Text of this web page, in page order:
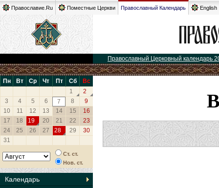
Православие.Ru Поместные Церкви Православный Календарь English
Православный Церковный календарь
Пн Вт Ср Чт Пт Сб
Вс
1
2
3
4 5 6 7 8
9
10
11 12 13 14 15
16
17
18 19 20 21 22
23
24
25 26 27 28 29
30
31
Ст. ст.
Нов. ст.
Календарь